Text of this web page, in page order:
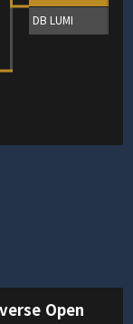
DB LUMI
Open